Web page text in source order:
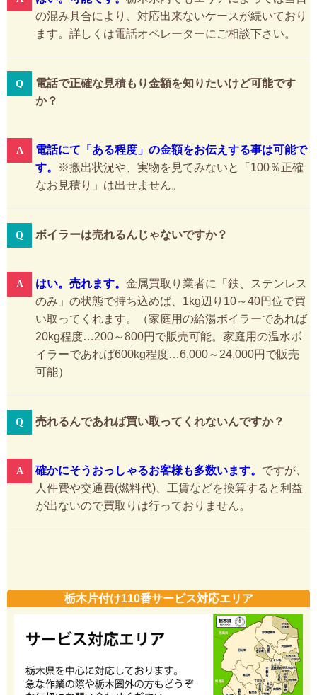
の混み具合により、対応出来ないケースが続いており
ます。詳しくは電話オペレーターにご相談下さい。
電話で正確な見積もり金額を知りたいけど可能です
か？
電話にて「ある程度」の金額をお伝えする事は可能で
す。
※搬出状況や、実物を見てみないと「100％正確
なお見積り」は出せません。
ボイラーは売れるんじゃないですか？
はい。売れます。 金属買取り業者に「鉄、ステンレス
のみ」の状態で持ち込めば、1kg辺り10～40円位で買
い取ってくれます。（家庭用の給湯ボイラーであれば
20kg程度…200～800円で販売可能。家庭用の温水ボ
イラーであれば600kg程度…6,000～24,000円で販売
可能）
売れるんであれば買い取ってくれないんですか？
確かにそうおっしゃるお客様も多数います。 ですが、
人件費や交通費(燃料代)、工賃などを換算すると利益
が出ないので買取りは行っておりません。
栃木片付け110番サービス対応エリア